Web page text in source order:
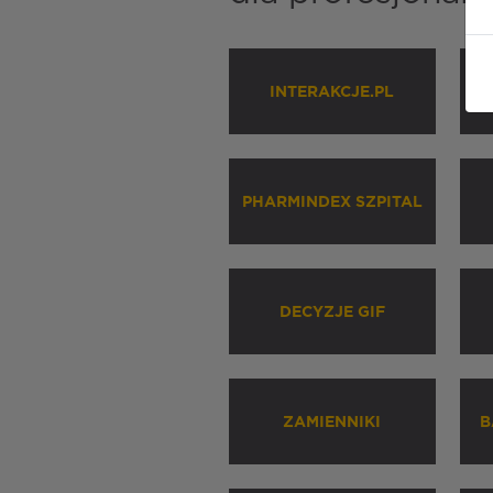
INTERAKCJE.PL
PHARMINDEX SZPITAL
DECYZJE GIF
ZAMIENNIKI